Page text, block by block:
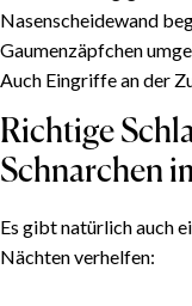
Nasenscheidewand
Gaumenzäpfchen
Auch Eingriffe an der
Richtige
Schnarchen
Es gibt natürlich auch
Nächten verhelfen: